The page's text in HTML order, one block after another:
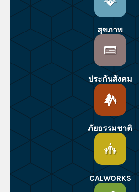
สุขภาพ
ประกันสังคม
ภัยธรรมชาติ
CALWORKS